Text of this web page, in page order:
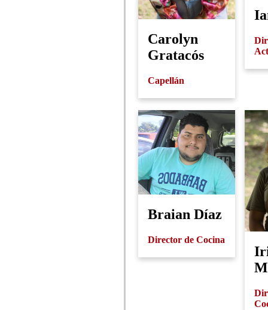
Carolyn
Gratacós
Capellán
Braian Díaz
Director de Cocina